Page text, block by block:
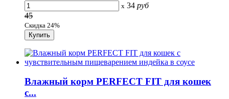
x 34 руб
45
Скидка 24%
Влажный корм PERFECT FIT для кошек
с...